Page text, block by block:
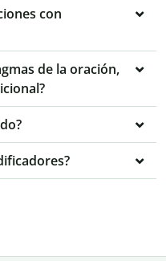
con
de la oración,